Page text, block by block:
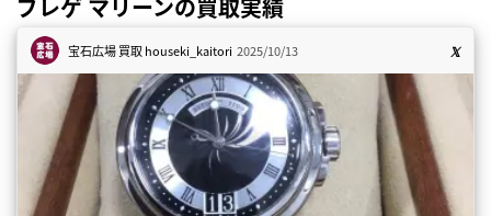
ブレゲ マリーンの買取実績
宝石広場 買取houseki_kaitori 2025/10/13